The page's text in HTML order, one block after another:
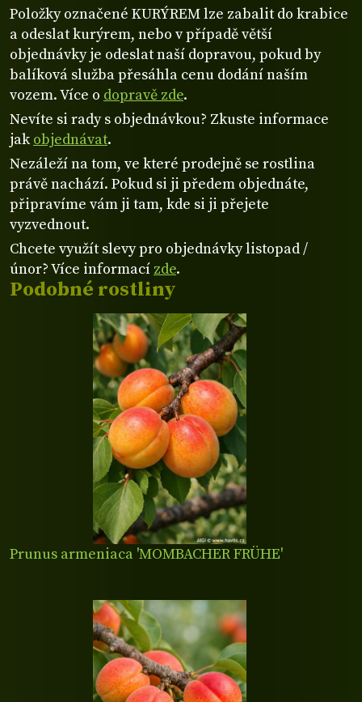
Podobné rostliny
Prunus armeniaca 'MOMBACHER FRÜHE'
Položky označené KURÝREM lze zabalit do krabice
a odeslat kurýrem, nebo v případě větší
objednávky je odeslat naší dopravou, pokud by
balíková služba přesáhla cenu dodání naším
vozem. Více o dopravě zde.
Nevíte si rady s objednávkou? Zkuste informace
jakobjednávat.
Nezáleží na tom, ve které prodejně se rostlina
právě nachází. Pokud si ji předem objednáte,
připravíme vám ji tam, kde si ji přejete
vyzvednout.
Chcete využít slevy pro objednávky listopad /
únor? Více informací zde.